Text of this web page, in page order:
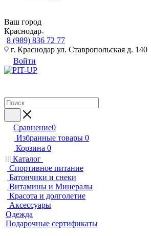
Ваш город
Краснодар
8 (989) 836 72 77
г. Краснодар ул. Ставропольская д. 140
Войти
Сравнение0
Избранные товары 0
Корзина 0
Каталог
Спортивное питание
Батончики и снеки
Витамины и Минералы
Красота и долголетие
Аксессуары
Одежда
Подарочные сертификаты